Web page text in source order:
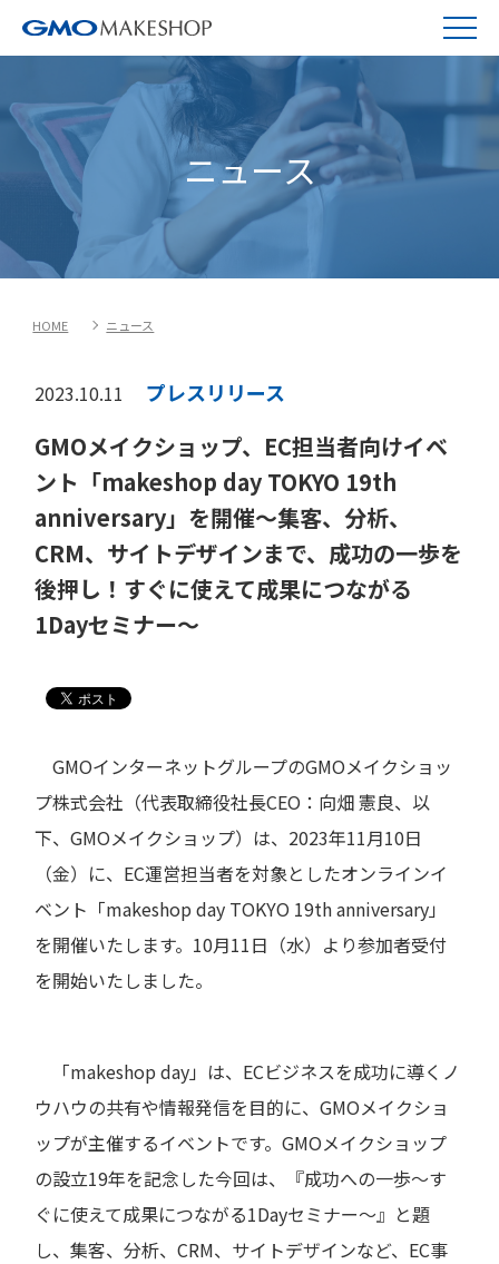
ニュース
HOME ニュース
2023.10.11 プレスリリース
GMOメイクショップ、EC担当者向けイベ
ント「makeshop day TOKYO 19th
anniversary」を開催～集客、分析、
CRM、サイトデザインまで、成功の一歩を
後押し！すぐに使えて成果につながる
1Dayセミナー～
GMOインターネットグループのGMOメイクショッ
プ株式会社（代表取締役社長CEO：向畑 憲良、以
下、GMOメイクショップ）は、2023年11月10日
（金）に、EC運営担当者を対象としたオンラインイ
ベント「makeshop day TOKYO 19th anniversary」
を開催いたします。10月11日（水）より参加者受付
を開始いたしました。
「makeshop day」は、ECビジネスを成功に導くノ
ウハウの共有や情報発信を目的に、GMOメイクショ
ップが主催するイベントです。GMOメイクショップ
の設立19年を記念した今回は、『成功への一歩～す
ぐに使えて成果につながる1Dayセミナー～』と題
し、集客、分析、CRM、サイトデザインなど、EC事